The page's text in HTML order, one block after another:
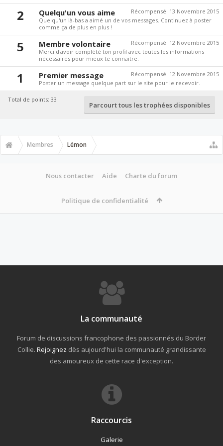
2 Récompensé: 13 Novembre 2015
Quelqu'un vous aime
Quelqu'un là-bas a aimé un de vos messages. Continuez à poster
comme ça de plus en plus !
5 Récompensé: 12 Novembre 2015
Membre volontaire
Merci d'avoir complété ton profil avec toutes les informations
nécessaires pour mieux te connaitre.
1 Récompensé: 12 Novembre 2015
Premier message
Poster un message quelque part sur le site pour le recevoir.
Total de points: 33
Parcourt tous les trophées disponibles
Membres Lémon
Nous contacter Aide Charte du forum
Politique de confidentialité
La communauté
Forum de discussions francophone des passionnés du Border
Collie. Rejoignez dès aujourd'hui la communauté grandissante
des amoureux de cette race d'exception.
Raccourcis
Galerie